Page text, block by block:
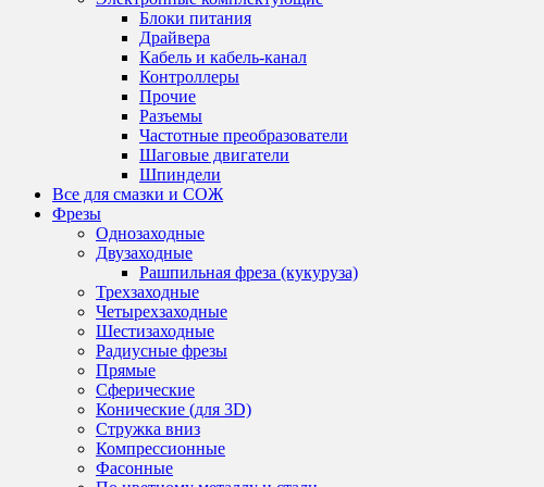
Блоки питания
Драйвера
Кабель и кабель-канал
Контроллеры
Прочие
Разъемы
Частотные преобразователи
Шаговые двигатели
Шпиндели
Все для смазки и СОЖ
Фрезы
Однозаходные
Двузаходные
Рашпильная фреза (кукуруза)
Трехзаходные
Четырехзаходные
Шестизаходные
Радиусные фрезы
Прямые
Сферические
Конические (для 3D)
Стружка вниз
Компрессионные
Фасонные